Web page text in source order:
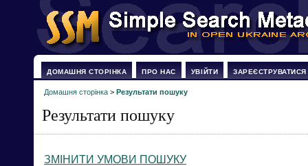
ДОМАШНЯ СТОРІНКА ПРО НАС УВІЙТИ ЗАРЕЄСТРУВАТИСЯ
Домашня сторінка > Результати пошуку
Результати пошуку
ЗМІНИТИ УМОВИ ПОШУКУ